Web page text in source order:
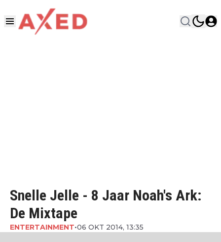
Snelle Jelle - 8 Jaar Noah's Ark:
De Mixtape
ENTERTAINMENT•06 OKT 2014, 13:35